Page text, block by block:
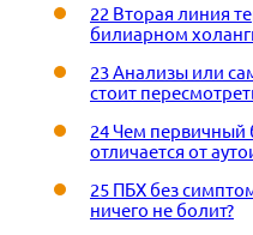
22 Вторая линия
билиарном
23 Анализы или
стоит
24 Чем первичный
отличается от
25 ПБХ без
ничего не болит?